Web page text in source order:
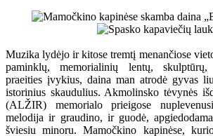
Muzika lydėjo ir kitose tremtį menančiose
paminklų, memorialinių lentų, skulptūrų,
praeities įvykius, daina man atrodė gyvas
istorinius skaudulius. Akmolinsko tėvynės
(ALŽIR) memorialo prieigose
melodija ir graudino, ir guodė,
šviesiu minoru. Mamočkino kapinėse,